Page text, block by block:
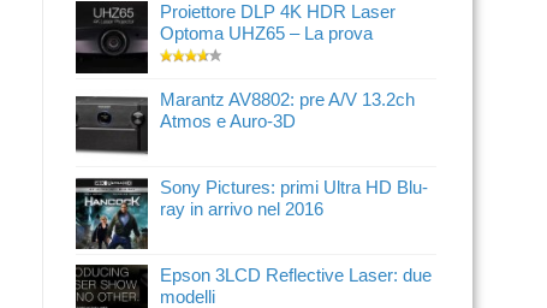
Proiettore DLP 4K HDR Laser
Optoma UHZ65 – La prova
Marantz AV8802: pre A/V 13.2ch
Atmos e Auro-3D
Sony Pictures: primi Ultra HD Blu-
ray in arrivo nel 2016
Epson 3LCD Reflective Laser: due
modelli